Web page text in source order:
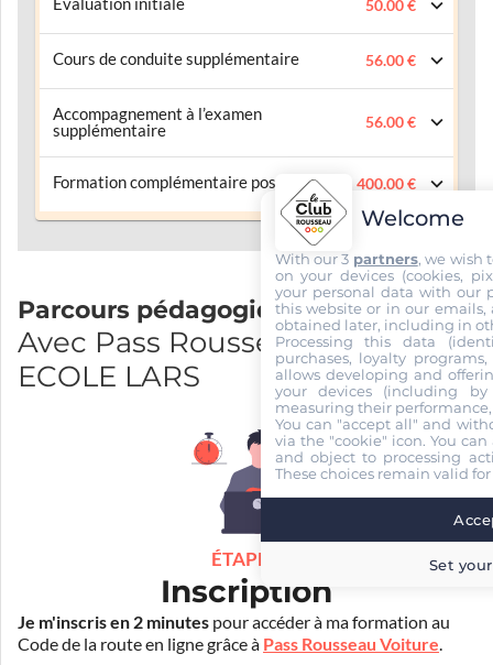
50.00 €
Cours de conduite supplémentaire 56.00 €
Accompagnement à l’examen
supplémentaire
56.00 €
Formation complémentaire post-permis 400.00 €
Parcours pédagogique
Avec Pass Rousseau et AUTO
ECOLE LARS
ÉTAPE 1
Inscription
Je m'inscris en 2 minutes pour accéder à ma formation au
Code de la route en ligne grâce à Pass Rousseau Voiture.
Welcome
With our 3 partners, we wish
on your devices (cookies,
your personal data with our
this website or in our emails,
obtained later, including in
Processing this data
purchases, loyalty
allows developing and
your devices (including
measuring their
You can "accept all" and
via the "cookie" icon. You
and object to processing
These choices remain valid
Set